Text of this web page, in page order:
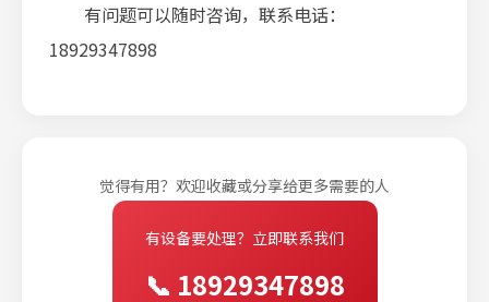
有问题可以随时咨询，联系电话：
18929347898
觉得有用？欢迎收藏或分享给更多需要的人
有设备要处理？立即联系我们
📞 18929347898